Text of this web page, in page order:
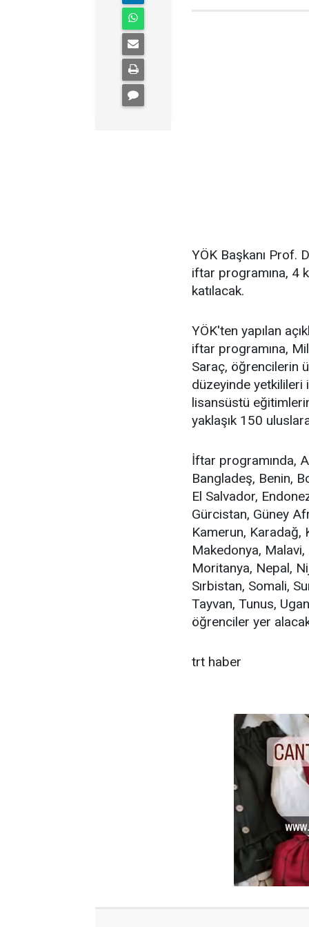
YÖK Başkanı Prof.
iftar programına, 4
katılacak.
YÖK'ten yapılan
iftar programına,
Saraç, öğrencilerin
düzeyinde yetkilileri
lisansüstü
yaklaşık 150
İftar programında,
Bangladeş, Benin,
El Salvador,
Gürcistan, Güney
Kamerun, Karadağ,
Makedonya,
Moritanya, Nepal,
Sırbistan, Somali,
Tayvan, Tunus,
öğrenciler yer
trt haber